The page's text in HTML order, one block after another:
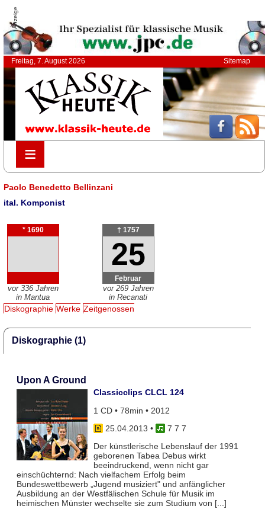
Anzeige
Freitag, 7. August 2026 Sitemap
≡
≡
Paolo Benedetto Bellinzani
ital. Komponist
* 1690
vor 336 Jahren
in Mantua
† 1757
25
Februar
vor 269 Jahren
in Recanati
Diskographie Werke Zeitgenossen
Diskographie (1)
Upon A Ground
Classicclips CLCL 124
1 CD • 78min • 2012
25.04.2013 •
7 7 7
Der künstlerische Lebenslauf der 1991
geborenen Tabea Debus wirkt
beeindruckend, wenn nicht gar
einschüchternd: Nach vielfachem Erfolg beim
Bundeswettbewerb „Jugend musiziert" und anfänglicher
Ausbildung an der Westfälischen Schule für Musik im
heimischen Münster wechselte sie zum Studium von [...]